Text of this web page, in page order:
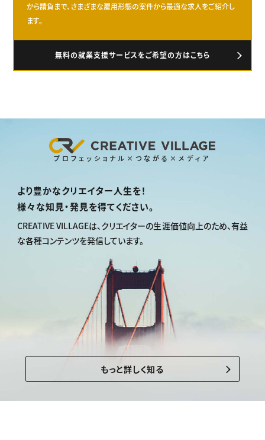
から請負まで、さまざまな雇用形態の案件から最適な求人をご紹介し
ます。
無料の就業支援サービスをご希望の方はこちら
プロフェッショナル×つながる×メディア
より豊かなクリエイター人生を！
様々な知見・発見を得てください。
CREATIVE VILLAGEは、クリエイターの生涯価値向上のため、有益
な各種コンテンツを発信しています。
もっと詳しく知る